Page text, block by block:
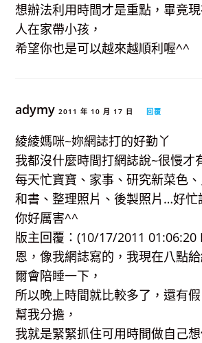
想辦法利用時間才是重點，畢竟
人在家帶小孩，
希望你也是可以越來越順利喔^^
adymy2011 年 10 月 17 日 回覆
綾綾媽咪~妳網誌打的好勤丫
我都沒什麼時間打網誌說~很慢才
每天忙寶寶、家事、研究新菜色
和書、整理照片、後製照片…好忙
你好厲害^^
版主回覆：(10/17/2011 01:06:20
恩，像我網誌寫的，我現在八點
爾會陪睡一下，
所以晚上時間就比較多了，還有
幫我分擔，
我就是緊緊抓住可用時間做自己想